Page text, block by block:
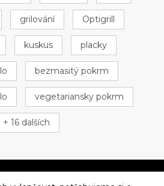
grilování Optigrill
kuskus placky
bezmasitý pokrm
vegetariansky pokrm
+ 16 dalších